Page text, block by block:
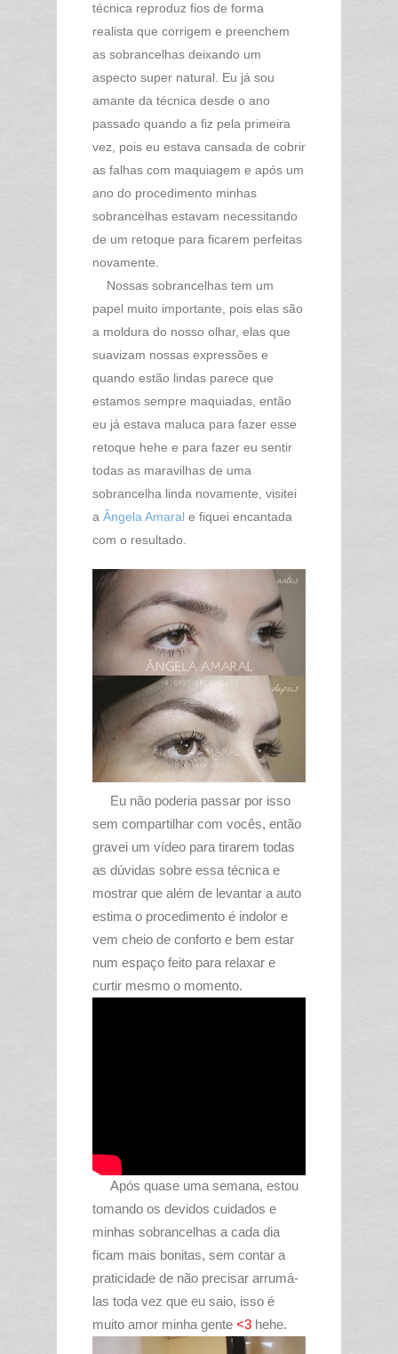
técnica reproduz fios de forma
realista que corrigem e preenchem
as sobrancelhas deixando um
aspecto super natural. Eu já sou
amante da técnica desde o ano
passado quando a fiz pela primeira
vez, pois eu estava cansada de cobrir
as falhas com maquiagem e após um
ano do procedimento minhas
sobrancelhas estavam necessitando
de um retoque para ficarem perfeitas
novamente.
Nossas sobrancelhas tem um
papel muito importante, pois elas são
a moldura do nosso olhar, elas que
suavizam nossas expressões e
quando estão lindas parece que
estamos sempre maquiadas, então
eu já estava maluca para fazer esse
retoque hehe e para fazer eu sentir
todas as maravilhas de uma
sobrancelha linda novamente, visitei
a Ângela Amaral e fiquei encantada
com o resultado.
Eu não poderia passar por isso
sem compartilhar com vocês, então
gravei um vídeo para tirarem todas
as dúvidas sobre essa técnica e
mostrar que além de levantar a auto
estima o procedimento é indolor e
vem cheio de conforto e bem estar
num espaço feito para relaxar e
curtir mesmo o momento.
Após quase uma semana, estou
tomando os devidos cuidados e
minhas sobrancelhas a cada dia
ficam mais bonitas, sem contar a
praticidade de não precisar arrumá-
las toda vez que eu saio, isso é
muito amor minha gente <3 hehe.